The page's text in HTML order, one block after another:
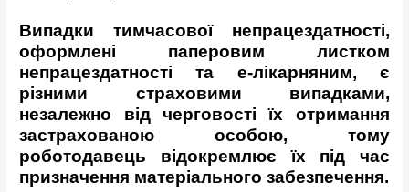
Випадки тимчасової непрацездатності,
оформлені паперовим листком
непрацездатності та е-лікарняним, є
різними страховими випадками,
незалежно від черговості їх отримання
застрахованою особою, тому
роботодавець відокремлює їх під час
призначення матеріального забезпечення.